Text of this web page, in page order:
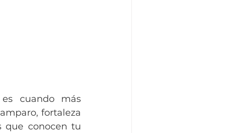
cuando más
fortaleza
que conocen tu